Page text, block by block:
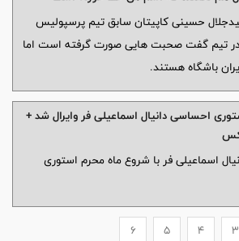
حسینی کاپیتان سابق تیم پرسپولیس
در تیم گفت صحبت هایی صورت گرفته است اما
باشگاه هستند.
احساسی دانیال اسماعیلی فر وایرال شد +
اسماعیلی فر با شروع ماه محرم استوری
3
4
5
6